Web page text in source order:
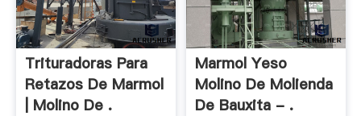
Trituradoras Para
Retazos De Marmol
| Molino De .
Marmol Yeso
Molino De Molienda
De Bauxita - .